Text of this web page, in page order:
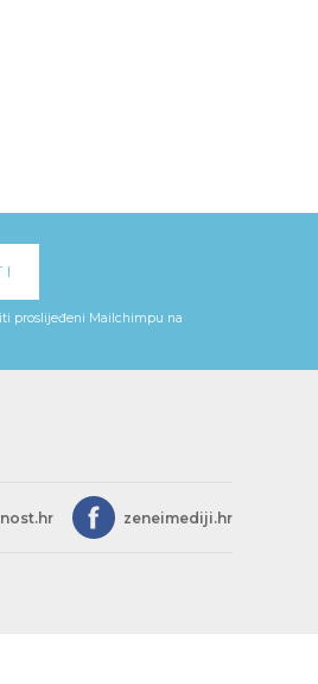
proslijeđeni Mailchimpu na
zeneimediji.hr